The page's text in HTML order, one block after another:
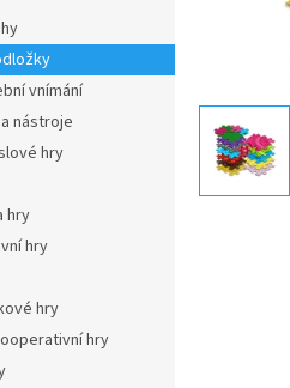
vnímání
nástroje
hry
hry
hry
hry
hry